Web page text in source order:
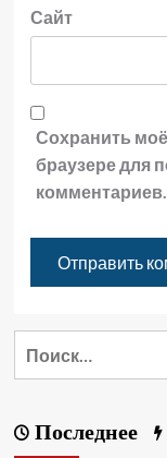
Сайт
Сохранить моё
браузере для
комментариев.
Последнее